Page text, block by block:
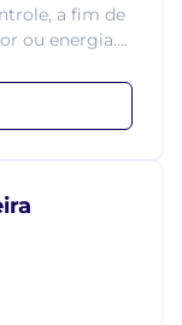
a fim de
ou energia....